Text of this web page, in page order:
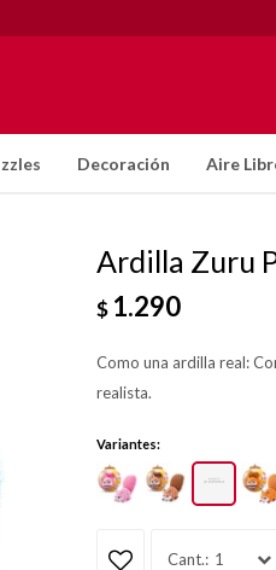
Decoración Aire
Ardilla Zuru
$ 1.290
Como una ardilla real:
realista.
Variantes:
1